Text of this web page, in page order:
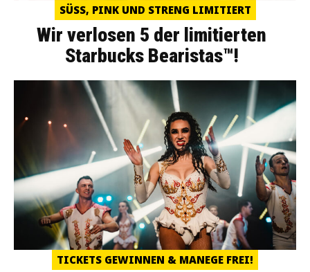
SÜSS, PINK UND STRENG LIMITIERT
Wir verlosen 5 der limitierten
Starbucks Bearistas™!
TICKETS GEWINNEN & MANEGE FREI!